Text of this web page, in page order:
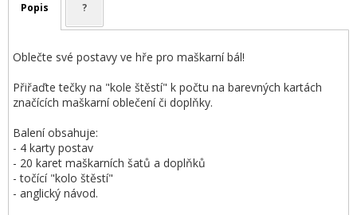
Popis ?
Oblečte své postavy ve hře pro maškarní bál!
Přiřaďte tečky na "kole štěstí" k počtu na barevných kartách
značících maškarní oblečení či doplňky.
Balení obsahuje:
- 4 karty postav
- 20 karet maškarních šatů a doplňků
- točící "kolo štěstí"
- anglický návod.